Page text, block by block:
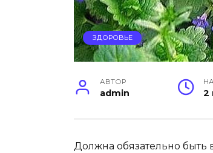
ЗДОРОВЬЕ
АВТОР
admin 2
Должна обязательно быть